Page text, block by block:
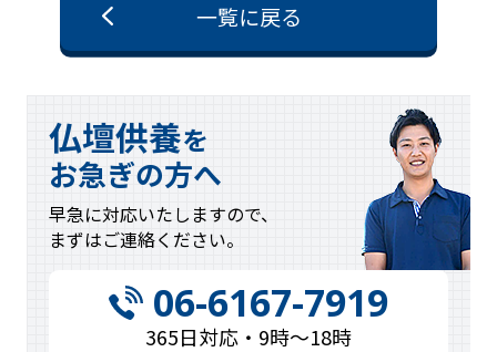
一覧に戻る
仏壇供養を
お急ぎの方へ
早急に対応いたしますので、
まずはご連絡ください。
06-6167-7919
365日対応・9時〜18時